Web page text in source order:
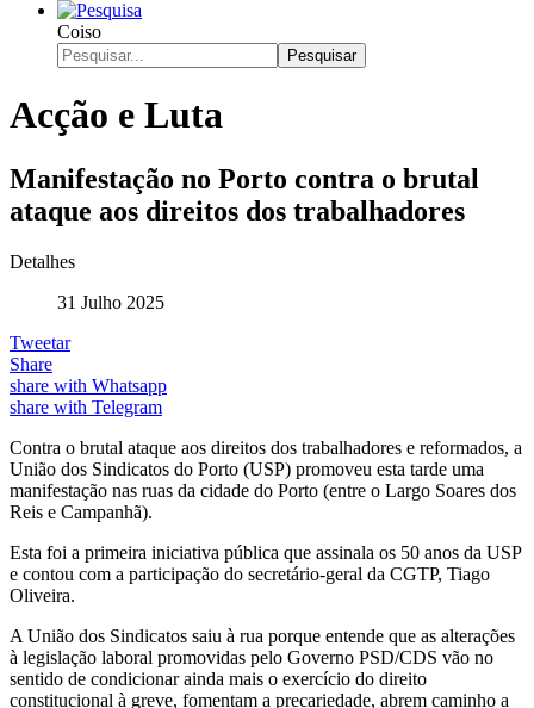
Coiso
Pesquisar
Acção e Luta
Manifestação no Porto contra o brutal
ataque aos direitos dos trabalhadores
Detalhes
31 Julho 2025
Tweetar
Share
share with Whatsapp
share with Telegram
Contra o brutal ataque aos direitos dos trabalhadores e reformados, a
União dos Sindicatos do Porto (USP) promoveu esta tarde uma
manifestação nas ruas da cidade do Porto (entre o Largo Soares dos
Reis e Campanhã).
Esta foi a primeira iniciativa pública que assinala os 50 anos da USP
e contou com a participação do secretário-geral da CGTP, Tiago
Oliveira.
A União dos Sindicatos saiu à rua porque entende que as alterações
à legislação laboral promovidas pelo Governo PSD/CDS vão no
sentido de condicionar ainda mais o exercício do direito
constitucional à greve, fomentam a precariedade, abrem caminho a